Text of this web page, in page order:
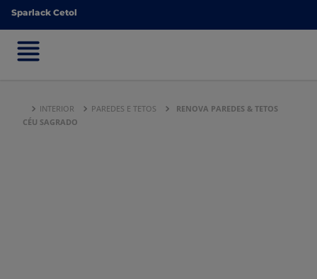
Sparlack Cetol
Sparlack Cetol
INTERIOR PAREDES E TETOS
RENOVA PAREDES & TETOS
CÉU SAGRADO